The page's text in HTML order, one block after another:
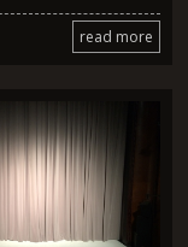
read more